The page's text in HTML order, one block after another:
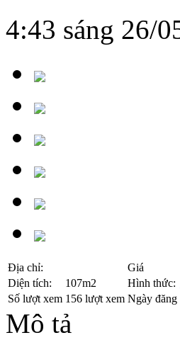
4:43 sáng 26/
Địa chỉ: Giá
Diện tích:
107m2 Hình thức:
Số lượt xem 156 lượt xem Ngày đăng
Mô tả